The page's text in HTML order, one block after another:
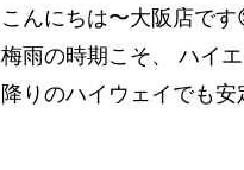
こんにちは〜大阪店で
梅雨の時期こそ、 ハイ
降りのハイウェイでも